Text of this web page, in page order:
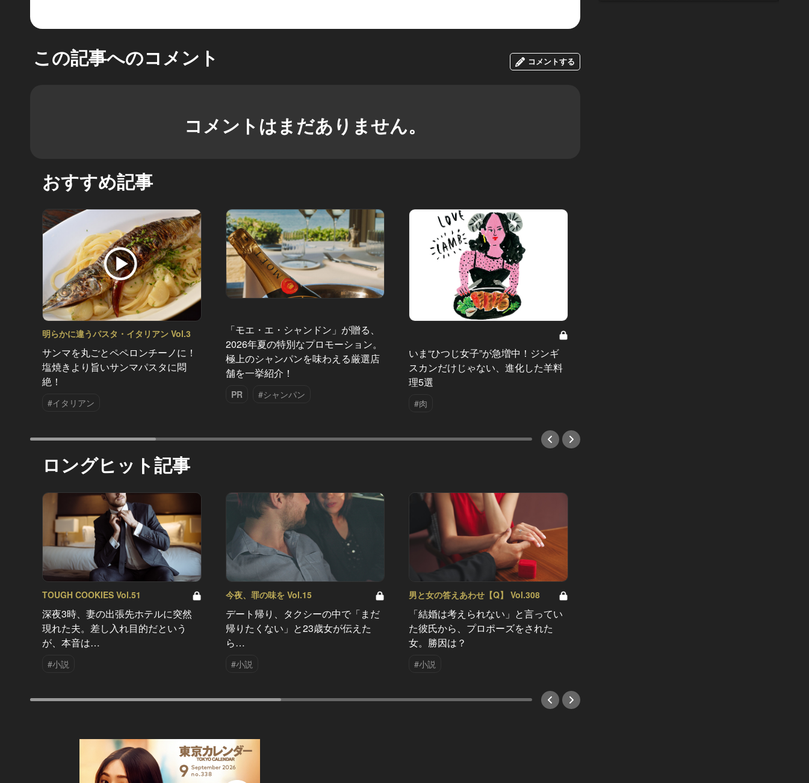
この記事へのコメント コメントする
コメントはまだありません。
おすすめ記事
明らかに違うパスタ・イタリアン Vol.3
サンマを丸ごとペペロンチーノに！
塩焼きより旨いサンマパスタに悶
絶！
#イタリアン
「モエ・エ・シャンドン」が贈る、
2026年夏の特別なプロモーション。
極上のシャンパンを味わえる厳選店
舗を一挙紹介！
PR #シャンパン
いま“ひつじ女子”が急増中！ジンギ
スカンだけじゃない、進化した羊料
理5選
#肉
ロングヒット記事
TOUGH COOKIES Vol.51
深夜3時、妻の出張先ホテルに突然
現れた夫。差し入れ目的だという
が、本音は…
#小説
今夜、罪の味を Vol.15
デート帰り、タクシーの中で「まだ
帰りたくない」と23歳女が伝えた
ら…
#小説
男と女の答えあわせ【Q】 Vol.308
「結婚は考えられない」と言ってい
た彼氏から、プロポーズをされた
女。勝因は？
#小説